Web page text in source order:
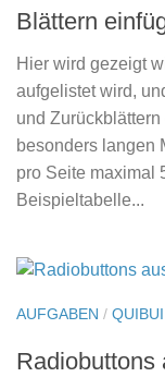
Blättern
Hier wird gezeigt
aufgelistet wird,
und
besonders langen
pro Seite maximal
Beispieltabelle...
AUFGABEN / QUIBUI
Radiobuttons